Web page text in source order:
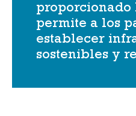
proporcionado
permite a los
establecer
sostenibles y